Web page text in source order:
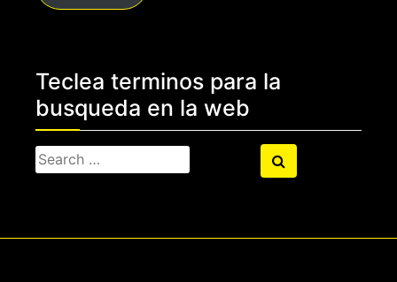
Teclea terminos para la
busqueda en la web
Search
for:
Search